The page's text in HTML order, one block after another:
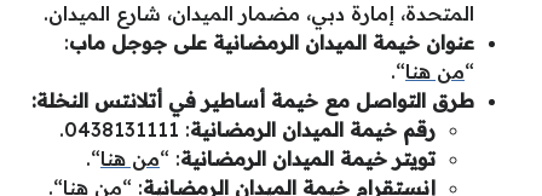
المتحدة، إمارة دبي، مضمار الميدان، شارع الميدان.
عنوان خيمة الميدان الرمضانية على جوجل ماب:
“من هنا“.
طرق التواصل مع خيمة أساطير في أتلانتس النخلة:
رقم خيمة الميدان الرمضانية: 0438131111.
تويتر خيمة الميدان الرمضانية: “من هنا“.
إنستقرام خيمة الميدان الرمضانية: “من هنا“.